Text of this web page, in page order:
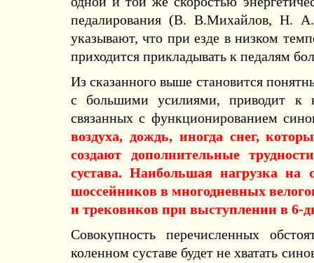
педалирования (В. В.Михайлов, Н.
указывают, что при езде в низком
приходится прикладывать к педалям
Из сказанного выше становится
с большими усилиями, приводит к
связанных с функционированием
воздуха, дождь, иногда снег,
создают дополнительные
сустава. Наибольшая нагрузка на
шоссейников в многодневных
и трековиков при выступлении в 6-
Совокупность перечисленных
коленном суставе будет не хватать